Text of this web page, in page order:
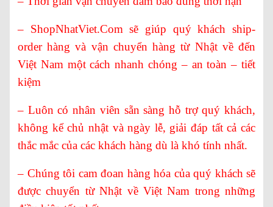
– ShopNhatViet.Com sẽ giúp quý khách ship-
order hàng và vận chuyển hàng từ Nhật về đến
Việt Nam một cách nhanh chóng – an toàn – tiết
kiệm
– Luôn có nhân viên sẵn sàng hỗ trợ quý khách,
không kể chủ nhật và ngày lễ, giải đáp tất cả các
thắc mắc của các khách hàng dù là khó tính nhất.
– Chúng tôi cam đoan hàng hóa của quý khách sẽ
được chuyển từ Nhật về Việt Nam trong những